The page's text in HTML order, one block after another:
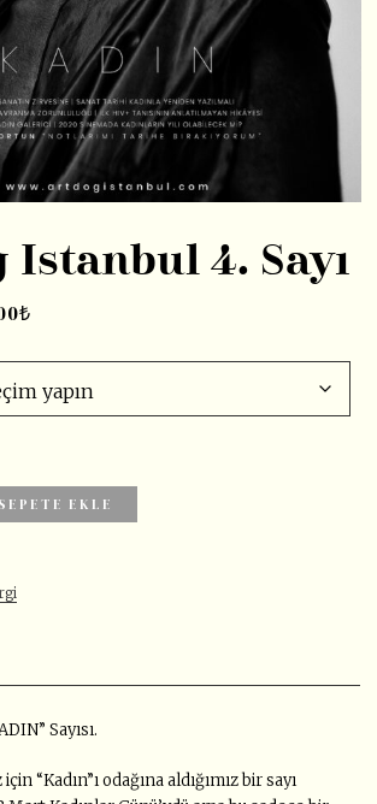
Istanbul 4. Sayı
₺
SEPETE EKLE
Sayısı.
“Kadın”ı odağına aldığımız bir sayı